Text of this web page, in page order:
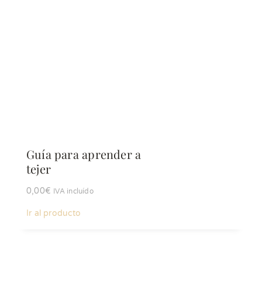
Guía para aprender a
tejer
0,00€ IVA incluído
Ir al producto